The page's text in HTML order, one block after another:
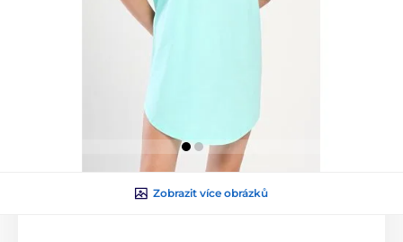
Zobrazit více obrázků